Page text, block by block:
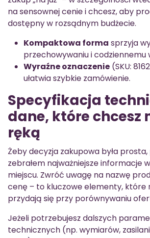
na sensownej cenie i chcesz, aby
dostępny w rozsądnym budżecie.
Kompaktowa forma sprzyja
przechowywaniu i codziennemu
Wyraźne oznaczenie (SKU:
ułatwia szybkie zamówienie.
Specyfikacja
dane, które chcesz
ręką
Żeby decyzja zakupowa była prosta,
zebrałem najważniejsze informacje
miejscu. Zwróć uwagę na nazwę
cenę – to kluczowe elementy, które
przydają się przy porównywaniu
Jeżeli potrzebujesz dalszych
technicznych (np. wymiarów,